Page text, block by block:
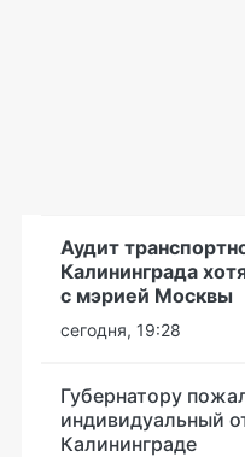
Аудит
Калининграда
с мэрией Москвы
сегодня, 19:28
Губернатору
индивидуальный
Калининграде